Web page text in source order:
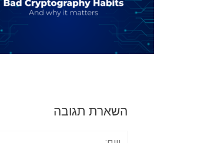
השארת תגובה